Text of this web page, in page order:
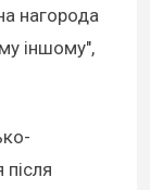
нагорода
іншому",
після